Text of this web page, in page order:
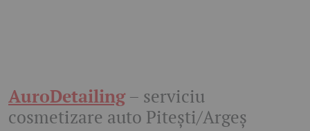
AuroDetailing– serviciu
cosmetizare auto Pitești/Argeș